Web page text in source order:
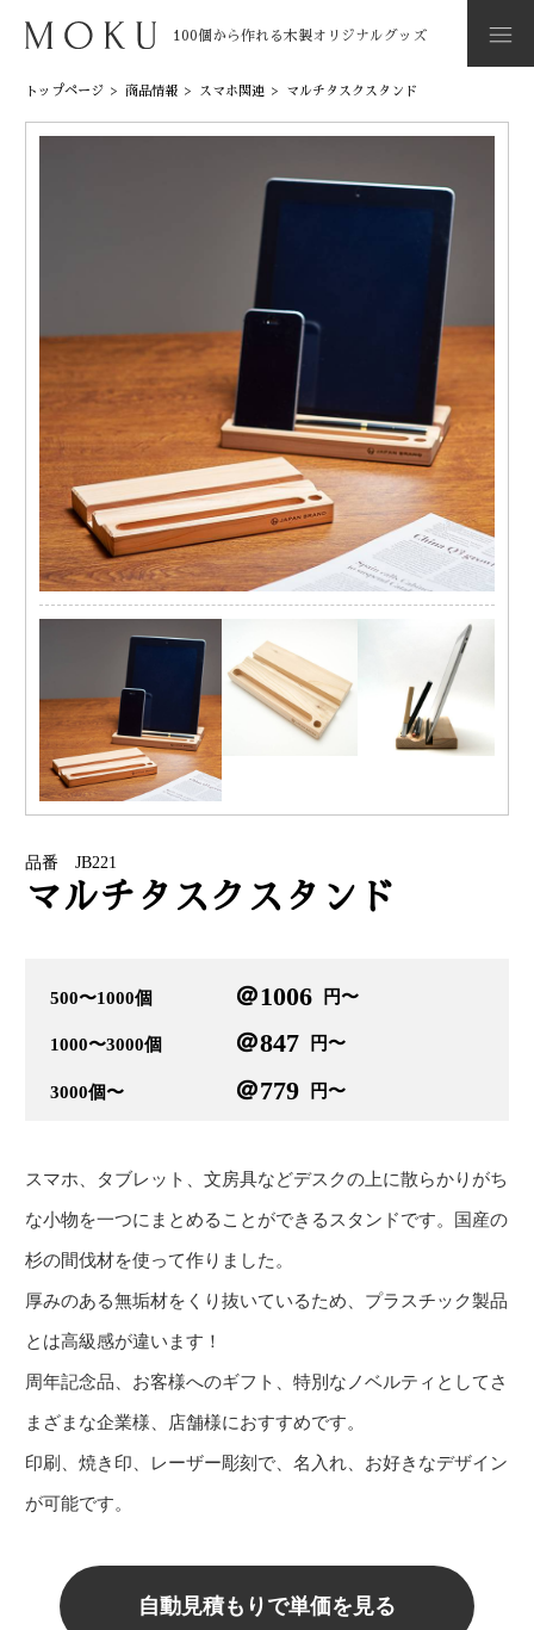
100個から作れる木製オリジナルグッズ
トップページ > 商品情報 > スマホ関連 > マルチタスクスタンド
品番 JB221
マルチタスクスタンド
500〜1000個 ＠1006 円〜
1000〜3000個 ＠847 円〜
3000個〜 ＠779 円〜
スマホ、タブレット、文房具などデスクの上に散らかりがち
な小物を一つにまとめることができるスタンドです。国産の
杉の間伐材を使って作りました。
厚みのある無垢材をくり抜いているため、プラスチック製品
とは高級感が違います！
周年記念品、お客様へのギフト、特別なノベルティとしてさ
まざまな企業様、店舗様におすすめです。
印刷、焼き印、レーザー彫刻で、名入れ、お好きなデザイン
が可能です。
自動見積もりで単価を見る